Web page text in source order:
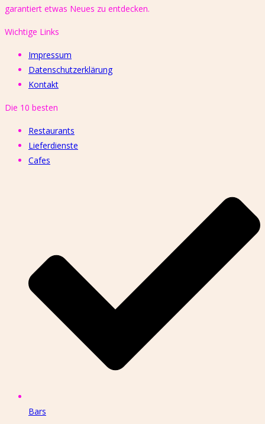
garantiert etwas Neues zu entdecken.
Wichtige Links
Impressum
Datenschutzerklärung
Kontakt
Die 10 besten
Restaurants
Lieferdienste
Cafes
Bars